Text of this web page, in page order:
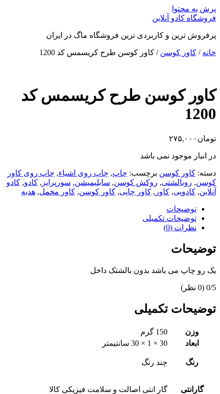
پرش به محتوا
فروشگاه کادو آنلاین
پرفروش ترین و کاربردی ترین فروشگاه ماگ در ایران
خانه / کاور کوسن / کاور کوسن طرح کریسمس کد 1200
کاور کوسن طرح کریسمس کد
1200
تومان ۲۷۵,۰۰۰
در انبار موجود نمی باشد
دسته: کاور کوسن برچسب: چاپ, چاپ روی اشیاء, چاپ روی کاور
کوسن, روبالشتی, روکش کوسن, سابلیمیشن, سورپرایز , کادو, کادو
آنلاین, کادویی, کاور , کاور چاپی, کاور کوسن, کاور مخمل, هدیه
توضیحات
توضیحات تکمیلی
نظرات (0)
توضیحات
یک رو چاپ می باشد بدون بالشتک داخل
‫0/5 ‫(0 نظر)
توضیحات تکمیلی
وزن
150 گرم
ابعاد
30 × 1 × 30 سانتیمتر
رنگ چند رنگ
گارانتی گار انتی اصالت و سلامت فیزیکی کالا